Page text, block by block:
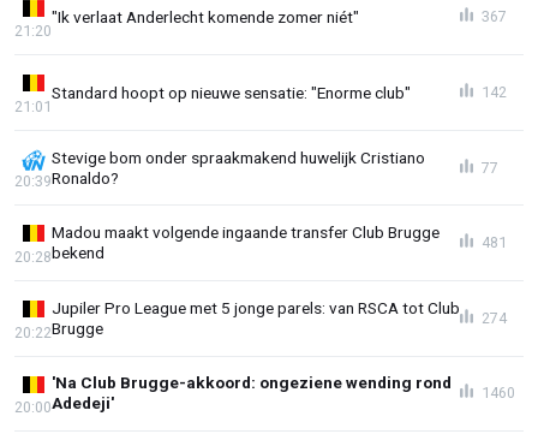
"Ik verlaat Anderlecht komende zomer niét"
21:20
367
Standard hoopt op nieuwe sensatie: "Enorme club"
21:01
142
Stevige bom onder spraakmakend huwelijk Cristiano
Ronaldo?
20:39
77
Madou maakt volgende ingaande transfer Club Brugge
bekend
20:28
481
Jupiler Pro League met 5 jonge parels: van RSCA tot Club
Brugge
20:22
274
'Na Club Brugge-akkoord: ongeziene wending rond
Adedeji'
20:00
1460